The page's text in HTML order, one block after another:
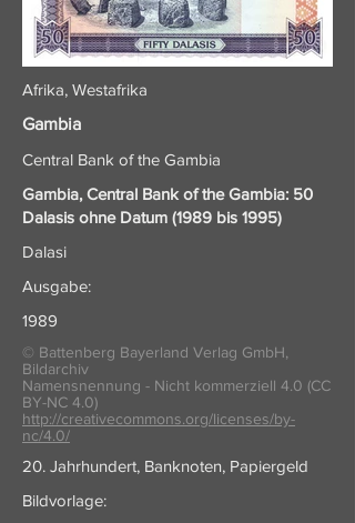
Afrika, Westafrika
Gambia
Central Bank of the Gambia
Gambia, Central Bank of the Gambia: 50
Dalasis ohne Datum (1989 bis 1995)
Dalasi
Ausgabe:
1989
© Battenberg Bayerland Verlag GmbH,
Bildarchiv
Namensnennung - Nicht kommerziell 4.0 (CC
BY-NC 4.0)
http://creativecommons.org/licenses/by-
nc/4.0/
20. Jahrhundert, Banknoten, Papiergeld
Bildvorlage: